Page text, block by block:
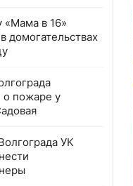
«Мама в 16»
домогательствах
пожаре у
УК